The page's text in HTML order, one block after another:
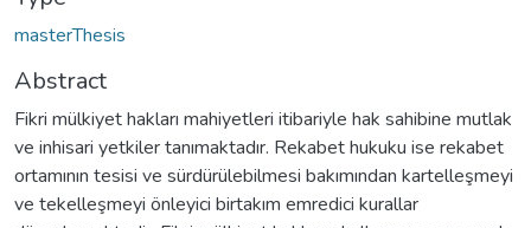
masterThesis
Abstract
Fikri mülkiyet hakları mahiyetleri itibariyle hak sahibine mutlak
ve inhisari yetkiler tanımaktadır. Rekabet hukuku ise rekabet
ortamının tesisi ve sürdürülebilmesi bakımından kartelleşmeyi
ve tekelleşmeyi önleyici birtakım emredici kurallar